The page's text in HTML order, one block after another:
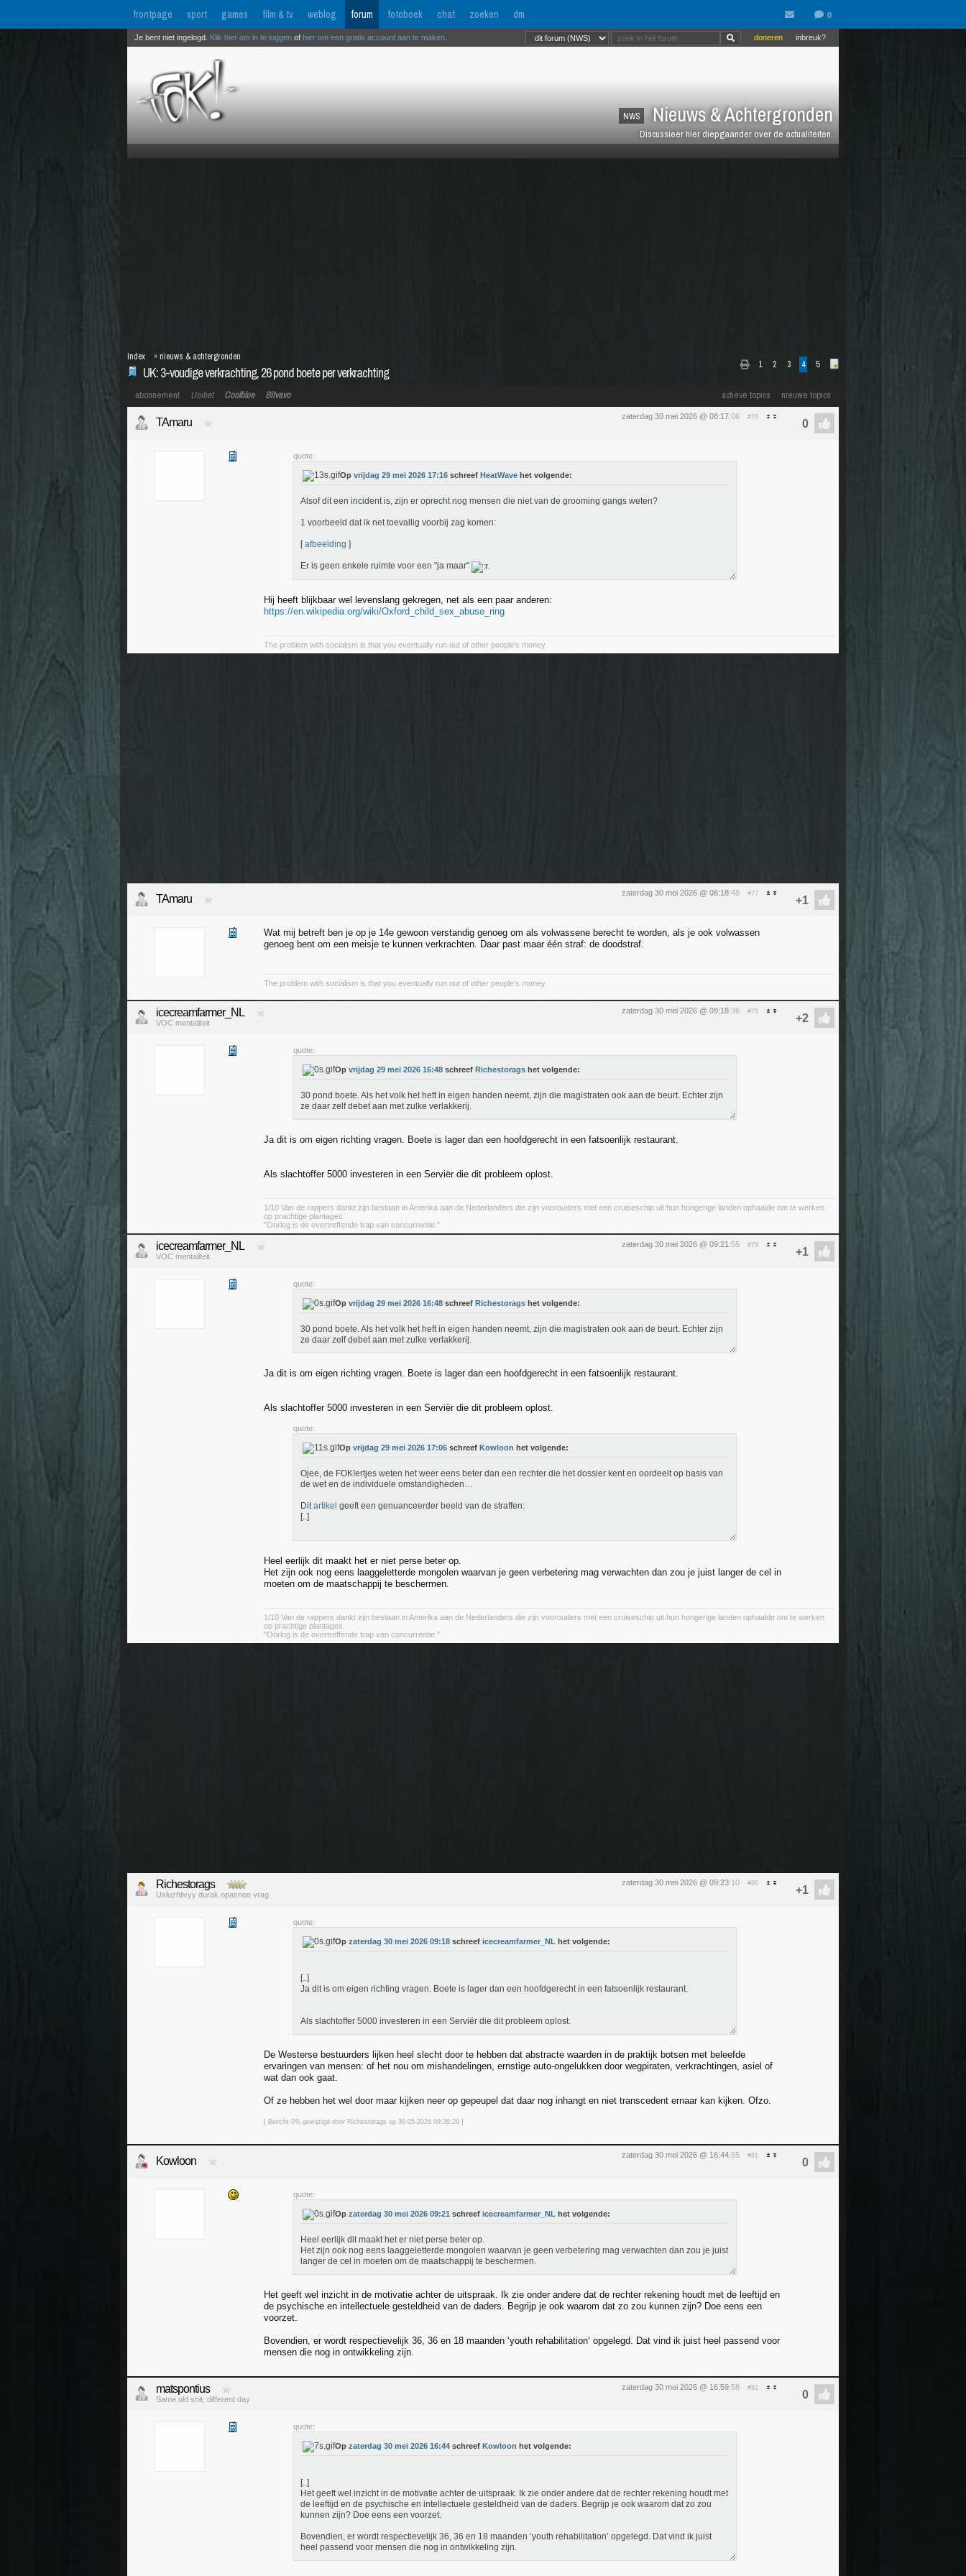
frontpage sport games film & tv weblog forum fotoboek chat zoeken dm
NWS Nieuws & Achtergronden
Discussieer hier diepgaander over de actualiteiten.
inbreuk?
doneren
Je bent niet ingelogd. Klik hier om in te loggen of hier om een gratis account aan te maken
1 2 3 4 5
UK: 3-voudige verkrachting, 26 pond boete per verkrachting
Index » nieuws & achtergronden
actieve topics nieuwe topics
abonnement Unibet Coolblue Bitvavo
zaterdag 30 mei 2026 @ 08:17:06 #76
TAmaru
quote:
Op vrijdag 29 mei 2026 17:16 schreef HeatWave het volgende:
Alsof dit een incident is, zijn er oprecht nog mensen die niet van de grooming gangs weten?
1 voorbeeld dat ik net toevallig voorbij zag komen:
[afbeelding ]
Er is geen enkele ruimte voor een "ja maar" .
Hij heeft blijkbaar wel levenslang gekregen, net als een paar anderen:
https://en.wikipedia.org/wiki/Oxford_child_sex_abuse_ring
The problem with socialism is that you eventually run out of other people's money
zaterdag 30 mei 2026 @ 08:18:48 #77
TAmaru
Wat mij betreft ben je op je 14e gewoon verstandig genoeg om als volwassene berecht te worden, als je ook volwassen
genoeg bent om een meisje te kunnen verkrachten. Daar past maar één straf: de doodstraf.
The problem with socialism is that you eventually run out of other people's money
zaterdag 30 mei 2026 @ 09:18:36 #78
icecreamfarmer_NL
VOC mentaliteit
quote:
Op vrijdag 29 mei 2026 16:48 schreef Richestorags het volgende:
30 pond boete. Als het volk het heft in eigen handen neemt, zijn die magistraten ook aan de beurt. Echter zijn
ze daar zelf debet aan met zulke verlakkerij.
Ja dit is om eigen richting vragen. Boete is lager dan een hoofdgerecht in een fatsoenlijk restaurant.
Als slachtoffer 5000 investeren in een Serviër die dit probleem oplost.
1/10 Van de rappers dankt zijn bestaan in Amerika aan de Nederlanders die zijn voorouders met een cruiseschip uit hun hongerige landen ophaalde om te werken
op prachtige plantages.
"Oorlog is de overtreffende trap van concurrentie."
zaterdag 30 mei 2026 @ 09:21 :55 #79
icecreamfarmer_NL
VOC mentaliteit
quote:
Op vrijdag 29 mei 2026 16:48 schreef Richestorags het volgende:
30 pond boete. Als het volk het heft in eigen handen neemt, zijn die magistraten ook aan de beurt. Echter zijn
ze daar zelf debet aan met zulke verlakkerij.
Ja dit is om eigen richting vragen. Boete is lager dan een hoofdgerecht in een fatsoenlijk restaurant.
Als slachtoffer 5000 investeren in een Serviër die dit probleem oplost.
quote:
Op vrijdag 29 mei 2026 17:06 schreef Kowloon het volgende:
Ojee, de FOK!ertjes weten het weer eens beter dan een rechter die het dossier kent en oordeelt op basis van
de wet en de individuele omstandigheden…
Ditartikel geeft een genuanceerder beeld van de straffen:
[..]
Heel eerlijk dit maakt het er niet perse beter op.
Het zijn ook nog eens laaggeletterde mongolen waarvan je geen verbetering mag verwachten dan zou je juist langer de cel in
moeten om de maatschappij te beschermen.
1/10 Van de rappers dankt zijn bestaan in Amerika aan de Nederlanders die zijn voorouders met een cruiseschip uit hun hongerige landen ophaalde om te werken
op prachtige plantages.
"Oorlog is de overtreffende trap van concurrentie."
zaterdag 30 mei 2026 @ 09:23:10 #80
Richestorags
Usluzhlivyy durak opasnee vrag
quote:
Op zaterdag 30 mei 2026 09:18 schreef icecreamfarmer_NL het volgende:
[..]
Ja dit is om eigen richting vragen. Boete is lager dan een hoofdgerecht in een fatsoenlijk restaurant.
Als slachtoffer 5000 investeren in een Serviër die dit probleem oplost.
De Westerse bestuurders lijken heel slecht door te hebben dat abstracte waarden in de praktijk botsen met beleefde
ervaringen van mensen: of het nou om mishandelingen, ernstige auto-ongelukken door wegpiraten, verkrachtingen, asiel of
wat dan ook gaat.
Of ze hebben het wel door maar kijken neer op gepeupel dat daar nog inhangt en niet transcedent ernaar kan kijken. Ofzo.
[ Bericht 0% gewijzigd door Richestorags op 30-05-2026 09:36:29 ]
zaterdag 30 mei 2026 @ 16:44:55 #81
Kowloon
quote:
Op zaterdag 30 mei 2026 09:21 schreef icecreamfarmer_NL het volgende:
Heel eerlijk dit maakt het er niet perse beter op.
Het zijn ook nog eens laaggeletterde mongolen waarvan je geen verbetering mag verwachten dan zou je juist
langer de cel in moeten om de maatschappij te beschermen.
Het geeft wel inzicht in de motivatie achter de uitspraak. Ik zie onder andere dat de rechter rekening houdt met de leeftijd en
de psychische en intellectuele gesteldheid van de daders. Begrijp je ook waarom dat zo zou kunnen zijn? Doe eens een
voorzet.
Bovendien, er wordt respectievelijk 36, 36 en 18 maanden ‘youth rehabilitation’ opgelegd. Dat vind ik juist heel passend voor
mensen die nog in ontwikkeling zijn.
zaterdag 30 mei 2026 @ 16:59:58 #82
matspontius
Same old shit, different day
quote:
Op zaterdag 30 mei 2026 16:44 schreef Kowloon het volgende:
[..]
Het geeft wel inzicht in de motivatie achter de uitspraak. Ik zie onder andere dat de rechter rekening houdt met
de leeftijd en de psychische en intellectuele gesteldheid van de daders. Begrijp je ook waarom dat zo zou
kunnen zijn? Doe eens een voorzet.
Bovendien, er wordt respectievelijk 36, 36 en 18 maanden ‘youth rehabilitation’ opgelegd. Dat vind ik juist
heel passend voor mensen die nog in ontwikkeling zijn.